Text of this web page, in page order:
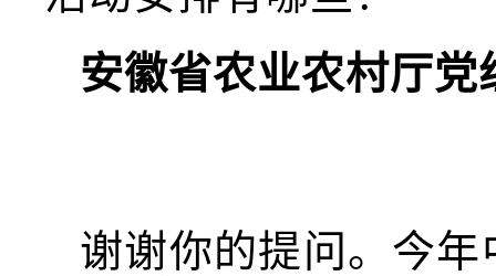
安徽省农业农村厅
谢谢你的提问。今